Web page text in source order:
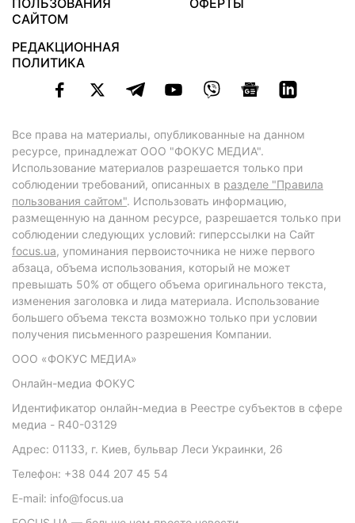
ПОЛЬЗОВАНИЯ
САЙТОМ
ОФЕРТЫ
РЕДАКЦИОННАЯ
ПОЛИТИКА
Все права на материалы, опубликованные на данном
ресурсе, принадлежат ООО "ФОКУС МЕДИА".
Использование материалов разрешается только при
соблюдении требований, описанных в разделе "Правила
пользования сайтом". Использовать информацию,
размещенную на данном ресурсе, разрешается только при
соблюдении следующих условий: гиперссылки на Сайт
focus.ua, упоминания первоисточника не ниже первого
абзаца, объема использования, который не может
превышать 50% от общего объема оригинального текста,
изменения заголовка и лида материала. Использование
большего объема текста возможно только при условии
получения письменного разрешения Компании.
ООО «ФОКУС МЕДИА»
Онлайн-медиа ФОКУС
Идентификатор онлайн-медиа в Реестре субъектов в сфере
медиа - R40-03129
Адрес: 01133, г. Киев, бульвар Леси Украинки, 26
Телефон: +38 044 207 45 54
E-mail: info@focus.ua